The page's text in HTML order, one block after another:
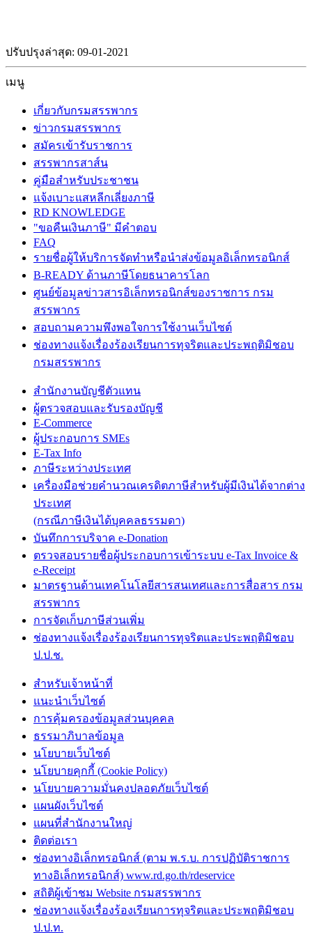
ปรับปรุงล่าสุด: 09-01-2021
เมนู
เกี่ยวกับกรมสรรพากร
ข่าวกรมสรรพากร
สมัครเข้ารับราชการ
สรรพากรสาส์น
คู่มือสำหรับประชาชน
แจ้งเบาะแสหลีกเลี่ยงภาษี
RD KNOWLEDGE
"ขอคืนเงินภาษี" มีคำตอบ
FAQ
รายชื่อผู้ให้บริการจัดทำหรือนำส่งข้อมูลอิเล็กทรอนิกส์
B-READY ด้านภาษีโดยธนาคารโลก
ศูนย์ข้อมูลข่าวสารอิเล็กทรอนิกส์ของราชการ กรม
สรรพากร
สอบถามความพึงพอใจการใช้งานเว็บไซต์
ช่องทางแจ้งเรื่องร้องเรียนการทุจริตและประพฤติมิชอบ
กรมสรรพากร
สำนักงานบัญชีตัวแทน
ผู้ตรวจสอบและรับรองบัญชี
E-Commerce
ผู้ประกอบการ SMEs
E-Tax Info
ภาษีระหว่างประเทศ
เครื่องมือช่วยคำนวณเครดิตภาษีสำหรับผู้มีเงินได้จากต่าง
ประเทศ
(กรณีภาษีเงินได้บุคคลธรรมดา)
บันทึกการบริจาค e-Donation
ตรวจสอบรายชื่อผู้ประกอบการเข้าระบบ e-Tax Invoice &
e-Receipt
มาตรฐานด้านเทคโนโลยีสารสนเทศและการสื่อสาร กรม
สรรพากร
การจัดเก็บภาษีส่วนเพิ่ม
ช่องทางแจ้งเรื่องร้องเรียนการทุจริตและประพฤติมิชอบ
ป.ป.ช.
สำหรับเจ้าหน้าที่
แนะนำเว็บไซต์
การคุ้มครองข้อมูลส่วนบุคคล
ธรรมาภิบาลข้อมูล
นโยบายเว็บไซต์
นโยบายคุกกี้ (Cookie Policy)
นโยบายความมั่นคงปลอดภัยเว็บไซต์
แผนผังเว็บไซต์
แผนที่สำนักงานใหญ่
ติดต่อเรา
ช่องทางอิเล็กทรอนิกส์ (ตาม พ.ร.บ. การปฏิบัติราชการ
ทางอิเล็กทรอนิกส์) www.rd.go.th/rdeservice
สถิติผู้เข้าชม Website กรมสรรพากร
ช่องทางแจ้งเรื่องร้องเรียนการทุจริตและประพฤติมิชอบ
ป.ป.ท.